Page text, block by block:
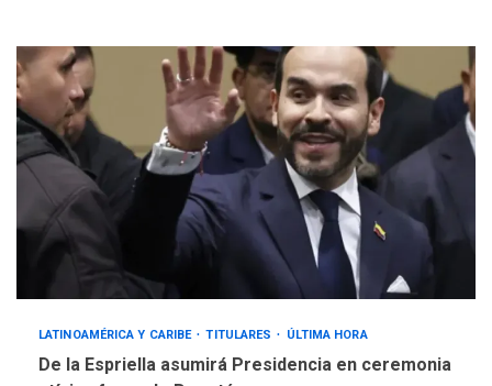
LATINOAMÉRICA Y CARIBE TITULARES ÚLTIMA HORA
De la Espriella asumirá Presidencia en ceremonia